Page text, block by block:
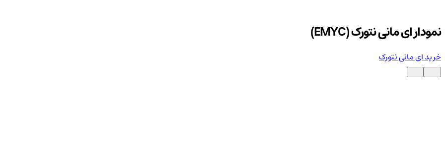
نمودار ای مانی نتورک (EMYC)
خرید ای مانی نتورک